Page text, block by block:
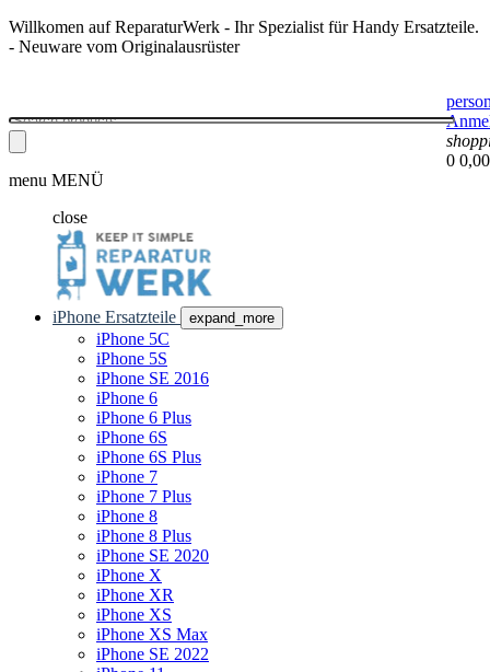
Willkomen auf ReparaturWerk - Ihr Spezialist für Handy Ersatzteile.
- Neuware vom Originalausrüster
0
menu MENÜ
close
iPhone Ersatzteile expand_more
iPhone 5C
iPhone 5S
iPhone SE 2016
iPhone 6
iPhone 6 Plus
iPhone 6S
iPhone 6S Plus
iPhone 7
iPhone 7 Plus
iPhone 8
iPhone 8 Plus
iPhone SE 2020
iPhone X
iPhone XR
iPhone XS
iPhone XS Max
iPhone SE 2022